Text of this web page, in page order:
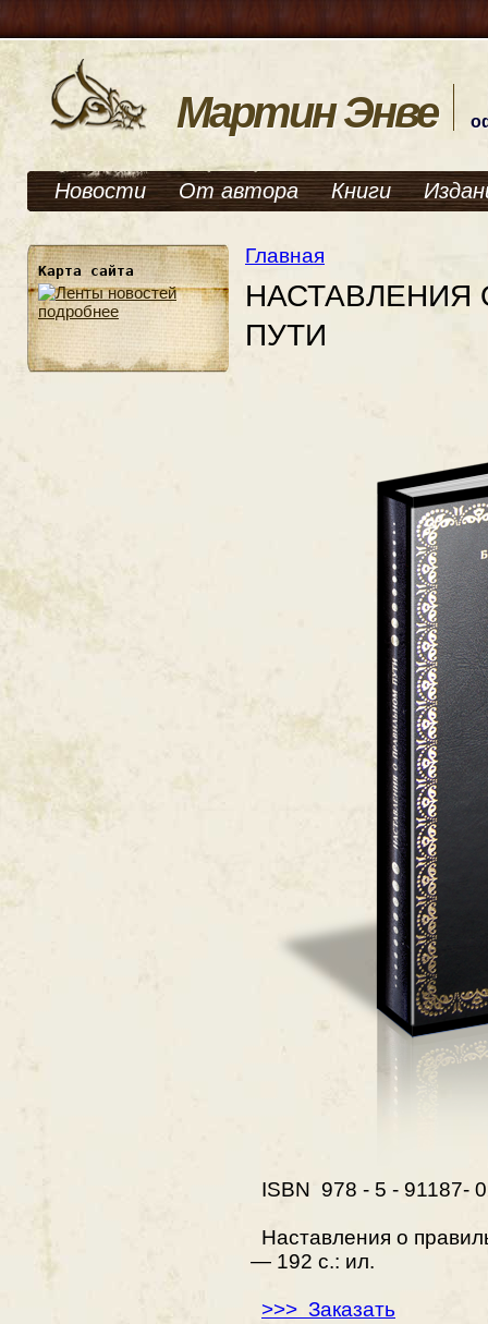
Мартин Энве
Новости От автора Книги
Карта сайта
подробнее
Главная
НАСТАВЛЕНИЯ
ПУТИ
ISBN 978 - 5 - 91187-
Наставления о
— 192 с.: ил.
>>> Заказать